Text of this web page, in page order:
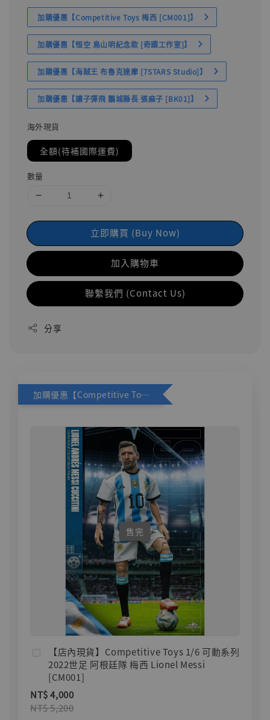
加購優惠【Competitive Toys 梅西 [CM001]】
加購優惠【悟空 鳥山明紀念款 [奇蹟工作室]】
加購優惠【海賊王 布魯克達摩 [7STARS Studio]】
加購優惠【讓子彈飛 鵝城縣長 張麻子 [BK01]】
海外現貨
全額(待補國際運費)
數量
立即購買 (Buy Now)
加入購物車
聯繫我們 (Contact Us)
分享
加購優惠【Competitive Toys 梅西 [CM001]】
售完
【店內現貨】Competitive Toys 1/6 可動系列
2022世足 阿根廷隊 梅西 Lionel Messi
[CM001]
NT$ 4,000
NT$ 5,200